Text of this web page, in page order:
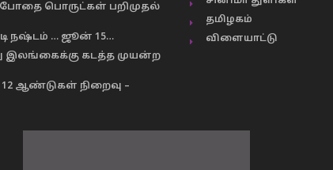
போதை பொருட்கள் பறிமுதல்
நஷ்டம் … ஜூன் 15…
இலங்கைக்கு கடத்த முயன்ற
12 ஆண்டுகள் நிறைவு –
தமிழகம்
விளையாட்டு